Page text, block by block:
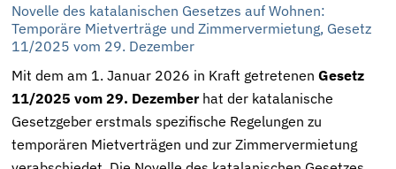
Novelle des katalanischen Gesetzes auf Wohnen:
Temporäre Mietverträge und Zimmervermietung, Gesetz
11/2025 vom 29. Dezember
Mit dem am 1. Januar 2026 in Kraft getretenenGesetz
11/2025 vom 29. Dezemberhat der katalanische
Gesetzgeber erstmals spezifische Regelungen zu
temporären Mietverträgen und zur Zimmervermietung